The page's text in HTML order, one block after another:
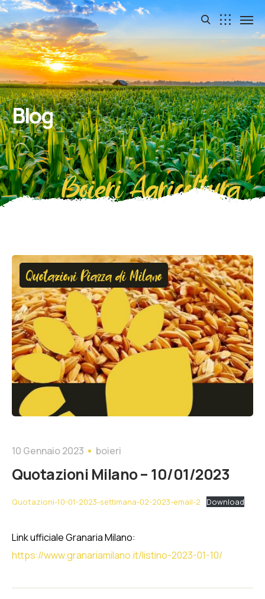
Blog
Boieri Agricoltura
Quotazioni Piazza di Milano
10 Gennaio 2023 boieri
Quotazioni Milano – 10/01/2023
Quotazioni-10-01-2023-settimana-02-2023-email-2 Download
Link ufficiale Granaria Milano:
https://www.granariamilano.it/listino-2023-01-10/